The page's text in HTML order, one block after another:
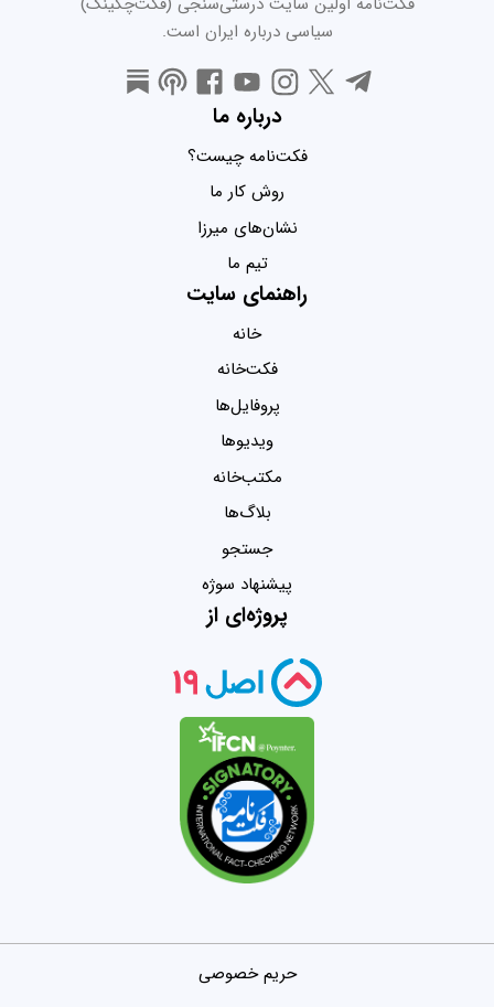
سیاسی درباره ایران است.
درباره ما
فکت‌نامه چیست؟
روش کار ما
نشان‌های میرزا
تیم ما
راهنمای سایت
خانه
فکت‌خانه
پروفایل‌ها
ویدیو‌ها
مکتب‌خانه
بلاگ‌ها
جستجو
پیشنهاد سوژه
پروژه‌ای از
حریم خصوصی